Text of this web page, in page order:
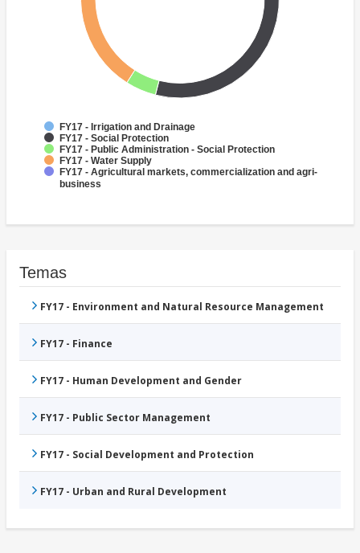
FY17 - Irrigation and Drainage
FY17 - Social Protection
FY17 - Public Administration - Social Protection
FY17 - Water Supply
FY17 - Agricultural markets, commercialization and agri-
business
Temas
FY17 - Environment and Natural Resource Management
FY17 - Finance
FY17 - Human Development and Gender
FY17 - Public Sector Management
FY17 - Social Development and Protection
FY17 - Urban and Rural Development